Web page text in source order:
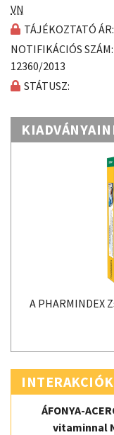
VN
TÁJÉKOZTATÓ ÁR:
NOTIFIKÁCIÓS SZÁM:
12360/2013
STÁTUSZ:
A PHARMINDEX
INTERAKCIÓK
ÁFONYA-
vitaminnal